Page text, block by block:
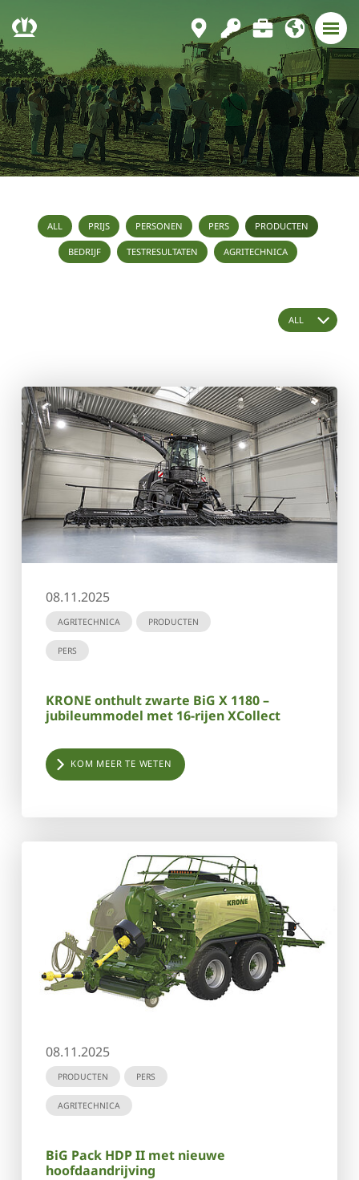
ALL PRIJS PERSONEN PERS PRODUCTEN
BEDRIJF TESTRESULTATEN AGRITECHNICA
08.11.2025
AGRITECHNICA PRODUCTEN
PERS
KRONE onthult zwarte BiG X 1180 –
jubileummodel met 16-rijen XCollect
KOM MEER TE WETEN
08.11.2025
PRODUCTEN PERS
AGRITECHNICA
BiG Pack HDP II met nieuwe
hoofdaandrijving